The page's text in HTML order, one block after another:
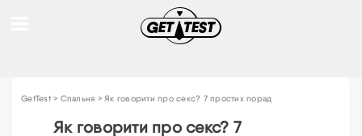
GetTest> Спальня > Як говорити про секс? 7 простих порад
Як говорити про секс? 7